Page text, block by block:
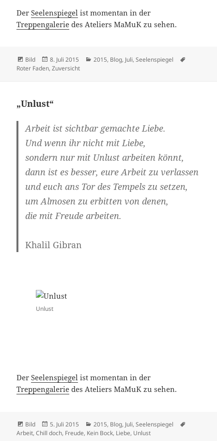
DerSeelenspiegel ist momentan in der
Treppengalerie des Ateliers MaMuK zu sehen.
Format
Bild
Veröffentlicht
am
8. Juli 2015 Kategorien
2015, Blog, Juli,Seelenspiegel
Roter Faden,Zuversicht
„Unlust“
Arbeit ist sichtbar gemachte Liebe.
Und wenn ihr nicht mit Liebe,
sondern nur mit Unlust arbeiten könnt,
dann ist es besser, eure Arbeit zu verlassen
und euch ans Tor des Tempels zu setzen,
um Almosen zu erbitten von denen,
die mit Freude arbeiten.
Khalil Gibran
Unlust
DerSeelenspiegel ist momentan in der
Treppengalerie des Ateliers MaMuK zu sehen.
Format
Bild
Veröffentlicht
am
5. Juli 2015 Kategorien
2015, Blog, Juli,Seelenspiegel
Arbeit,Chill doch, Freude, Kein Bock, Liebe, Unlust